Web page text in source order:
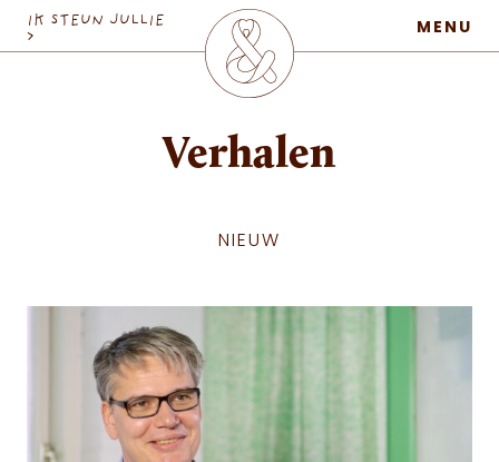
MaatschapWij
MENU
IK STEUN JULLIE
>
Verhalen
NIEUW